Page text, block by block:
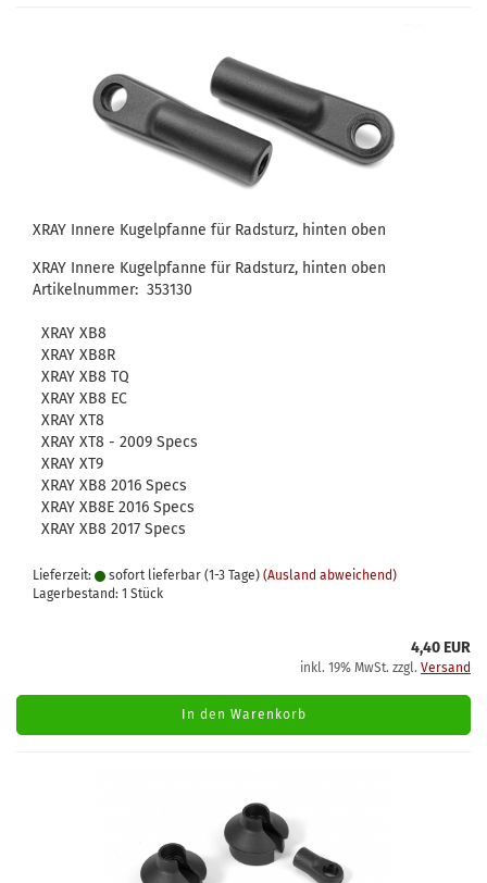
XRAY Innere Kugelpfanne für Radsturz, hinten oben
XRAY Innere Kugelpfanne für Radsturz, hinten oben
Artikelnummer: 353130
XRAY XB8
XRAY XB8R
XRAY XB8 TQ
XRAY XB8 EC
XRAY XT8
XRAY XT8 - 2009 Specs
XRAY XT9
XRAY XB8 2016 Specs
XRAY XB8E 2016 Specs
XRAY XB8 2017 Specs
Lieferzeit: sofort lieferbar (1-3 Tage) (Ausland abweichend)
Lagerbestand: 1 Stück
4,40 EUR
inkl. 19% MwSt. zzgl. Versand
In den Warenkorb